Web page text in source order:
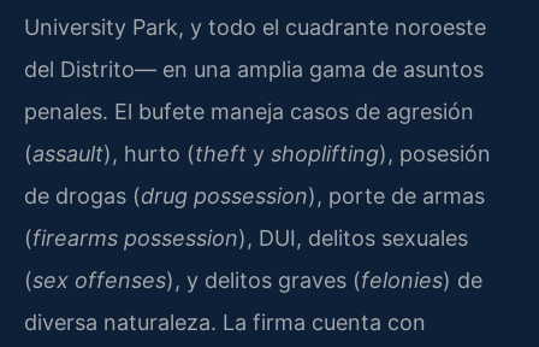
University Park, y todo el cuadrante noroeste
del Distrito— en una amplia gama de asuntos
penales. El bufete maneja casos de agresión
(assault), hurto (theft y shoplifting), posesión
de drogas (drug possession), porte de armas
(firearms possession), DUI, delitos sexuales
(sex offenses), y delitos graves (felonies) de
diversa naturaleza. La firma cuenta con